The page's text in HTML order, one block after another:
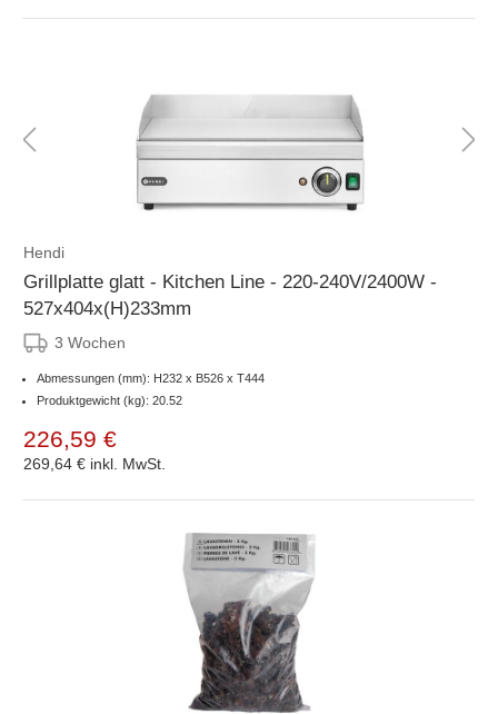
Hendi
Grillplatte glatt - Kitchen Line - 220-240V/2400W -
527x404x(H)233mm
3 Wochen
Abmessungen (mm): H232 x B526 x T444
Produktgewicht (kg): 20.52
226,59 €
269,64 € inkl. MwSt.